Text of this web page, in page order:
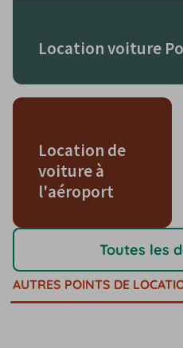
Location voiture
Location de
voiture à
l'aéroport
Toutes les
AUTRES POINTS DE